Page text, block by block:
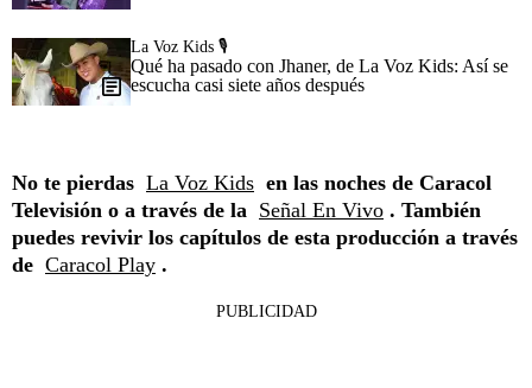
La Voz Kids 🎙️
Qué ha pasado con Jhaner, de La Voz Kids: Así se
escucha casi siete años después
No te pierdas La Voz Kids en las noches de Caracol
Televisión o a través de la Señal En Vivo . También
puedes revivir los capítulos de esta producción a través
de Caracol Play .
PUBLICIDAD